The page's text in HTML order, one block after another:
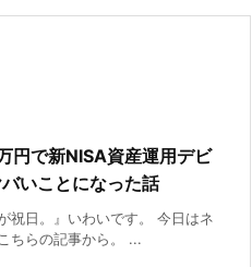
円で新NISA資産運用デビ
いことになった話
祝日。』いわいです。 今日はネ
ちらの記事から。 ...